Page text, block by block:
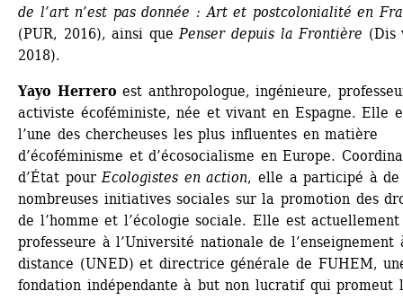
de l’art n’est pas donnée : Art et postcolonialité en
(PUR, 2016), ainsi que Penser depuis la Frontière (Dis
2018).
Yayo Herrero est anthropologue, ingénieure,
activiste écoféministe, née et vivant en Espagne. Elle
l’une des chercheuses les plus influentes en matière
d’écoféminisme et d’écosocialisme en Europe.
d’État pour Ecologistes en action, elle a participé à de
nombreuses initiatives sociales sur la promotion des
de l’homme et l’écologie sociale. Elle est actuellement
professeure à l’Université nationale de l’enseignement
distance (UNED) et directrice générale de FUHEM,
fondation indépendante à but non lucratif qui promeut